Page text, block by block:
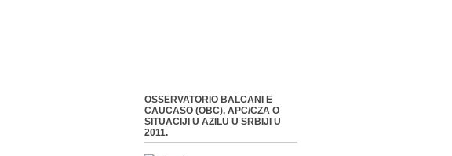
OSSERVATORIO BALCANI E
CAUCASO (OBC), APC/CZA O
SITUACIJI U AZILU U SRBIJI U
2011.